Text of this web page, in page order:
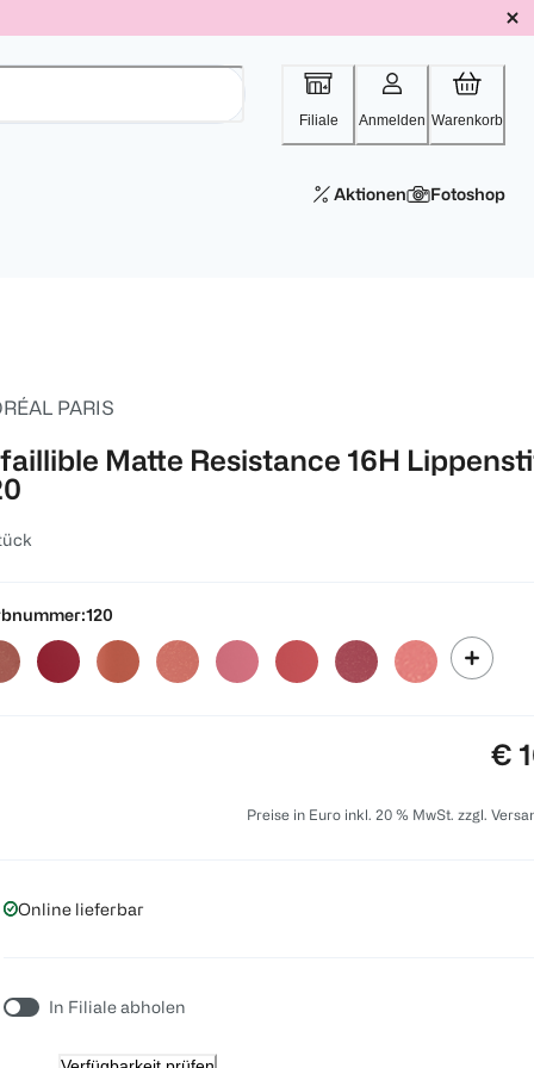
Filiale Anmelden Warenkorb
Aktionen Fotoshop
PARIS
Matte Resistance 16H
120
€
Preise in Euro inkl. 20 % MwSt. zzgl.
Online lieferbar
In Filiale abholen